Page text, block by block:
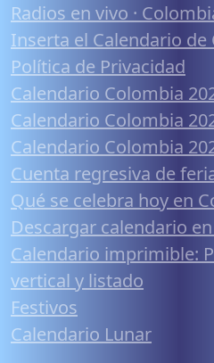
Radios en vivo ·
Inserta el Calendario
Política de Privacidad
Calendario Colombia
Calendario Colombia
Calendario Colombia
Cuenta regresiva de
Qué se celebra hoy en
Descargar calendario en
Calendario imprimible:
vertical y listado
Festivos
Calendario Lunar